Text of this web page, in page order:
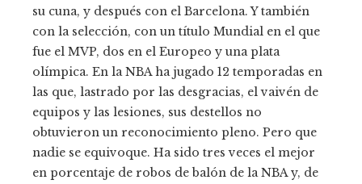
su cuna, y después con el Barcelona. Y también
con la selección, con un título Mundial en el que
fue el MVP, dos en el Europeo y una plata
olímpica. En la NBA ha jugado 12 temporadas en
las que, lastrado por las desgracias, el vaivén de
equipos y las lesiones, sus destellos no
obtuvieron un reconocimiento pleno. Pero que
nadie se equivoque. Ha sido tres veces el mejor
en porcentaje de robos de balón de la NBA y, de